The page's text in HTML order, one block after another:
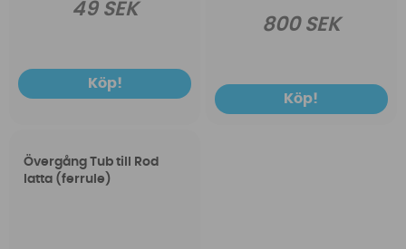
49 SEK
Köp!
800 SEK
Köp!
Övergång Tub till Rod
latta (ferrule)